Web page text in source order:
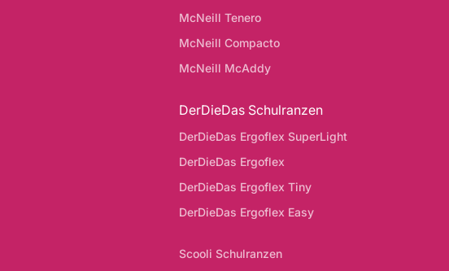
McNeill Tenero
McNeill Compacto
McNeill McAddy
DerDieDas Schulranzen
DerDieDas Ergoflex SuperLight
DerDieDas Ergoflex
DerDieDas Ergoflex Tiny
DerDieDas Ergoflex Easy
Scooli Schulranzen